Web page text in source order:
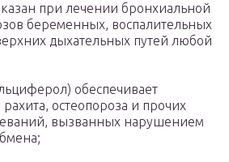
при лечении бронхиальной
беременных, воспалительных
дыхательных путей любой
обеспечивает
остеопороза и прочих
вызванных нарушением